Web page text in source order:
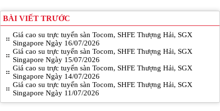
BÀI VIẾT TRƯỚC
Giá cao su trực tuyến sàn Tocom, SHFE Thượng Hải, SGX
Singapore Ngày 16/07/2026
Giá cao su trực tuyến sàn Tocom, SHFE Thượng Hải, SGX
Singapore Ngày 15/07/2026
Giá cao su trực tuyến sàn Tocom, SHFE Thượng Hải, SGX
Singapore Ngày 14/07/2026
Giá cao su trực tuyến sàn Tocom, SHFE Thượng Hải, SGX
Singapore Ngày 11/07/2026